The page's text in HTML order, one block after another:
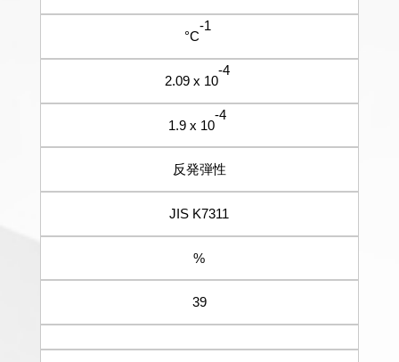
°C
-1
2.09 x 10
-4
1.9 x 10
-4
反発弾性
JIS K7311
%
39